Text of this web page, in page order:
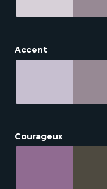
Accent
Courageux